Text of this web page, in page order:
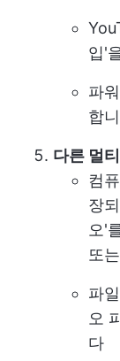
입'
파
합
다른 멀
컴
장
오'
또
파
오
다